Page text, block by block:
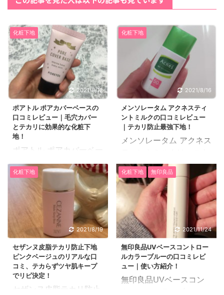
化粧下地
2021/8/12
ポアトル ポアカバーベースの
口コミレビュー｜毛穴カバー
とテカリに効果的な化粧下
地！
ポアトル ポアカバーベー
スは、テカリを強力に抑
えてくれながら、毛穴や
肌の色ムラをバーしてエ
イクの仕上がりと持ちを
アップさせえてくれる化
粧下地です。 3種類のヒ
アルロン酸配合でテカら
ないのにカサつかない、
ポアトル ポアカバーベー
スの使い方などを口コミ
レビューしていきます。
化粧下地
2021/8/16
メンソレータム アクネスティ
ントミルクの口コミレビュー
｜テカリ防止最強下地！
メンソレータム アクネス
ビを予防しながら強力な
紫外線から肌を守る化粧
下地にも使える日焼け止
め乳液です。 メンソレー
タム アクネスティントミ
ルクの口コミレビューを
紹介します。 35歳の秘
書です。肌質は乾燥・敏
感肌です。 年齢とともに
肌質が変わり30代の現在
はどちらかというと乾
化粧下地
2021/8/19
セザンヌ皮脂テカリ防止下地
ピンクベージュのリアルな口
コミ、テカらずツヤ肌キープ
でリピ決定！
セザンヌ皮脂テカリ防止
化粧下地 無印良品
2021/11/24
無印良品UVベースコントロー
ルカラーブルーの口コミレビ
ュー｜使い方紹介！
無印良品UVベースコン